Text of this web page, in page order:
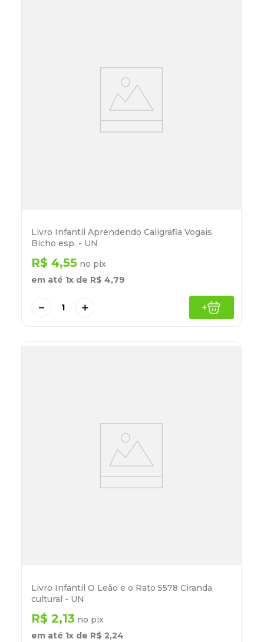
Livro Infantil Aprendendo Caligrafia Vogais
Bicho esp. - UN
R$ 4,55 no pix
em até 1x de R$ 4,79
＋
－ +
Livro Infantil O Leão e o Rato 5578 Ciranda
cultural - UN
R$ 2,13 no pix
em até 1x de R$ 2,24